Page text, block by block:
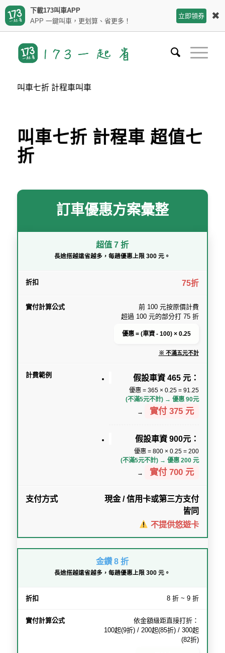
下載173叫車APP
APP 一鍵叫車，更划算、省更多！
立即領券 ✖
叫車七折 計程車叫車
叫車七折 計程車 超值七
折
訂車優惠方案彙整
超值 7 折
長途搭越遠省越多，每趟優惠上限 300 元。
75折
前 100 元按原價計費
超過 100 元的部分打 75 折
優惠 = (車資 - 100) × 0.25
※ 不滿五元不計
假設車資 465 元：
優惠 = 365 × 0.25 = 91.25
(不滿5元不計) → 優惠 90元
→
實付 375 元
假設車資 900元：
優惠 = 800 × 0.25 = 200
(不滿5元不計) → 優惠 200 元
→
實付 700 元
現金 / 信用卡或第三方支付
皆同
不提供悠遊卡
金鑽 8 折
長途搭越遠省越多，每趟優惠上限 300 元。
8 折 ~ 9 折
依金額級距直接打折：
100起(9折) / 200起(85折) / 300起
(82折)